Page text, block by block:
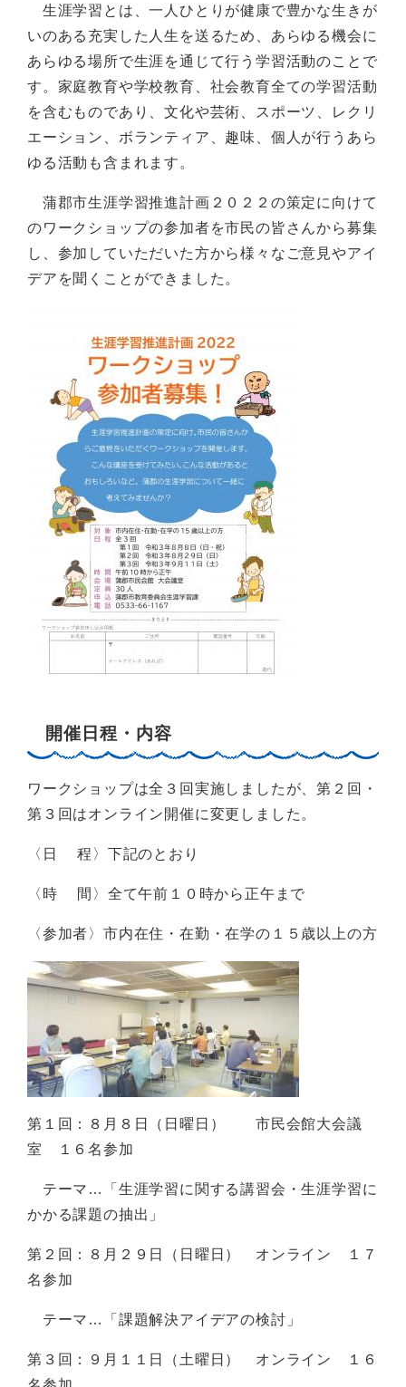
生涯学習とは、一人ひとりが健康で豊かな生きが
いのある充実した人生を送るため、あらゆる機会に
あらゆる場所で生涯を通じて行う学習活動のことで
す。家庭教育や学校教育、社会教育全ての学習活動
を含むものであり、文化や芸術、スポーツ、レクリ
エーション、ボランティア、趣味、個人が行うあら
ゆる活動も含まれます。
蒲郡市生涯学習推進計画２０２２の策定に向けて
のワークショップの参加者を市民の皆さんから募集
し、参加していただいた方から様々なご意見やアイ
デアを聞くことができました。
開催日程・内容
ワークショップは全３回実施しましたが、第２回・
第３回はオンライン開催に変更しました。
〈日 程〉下記のとおり
〈時 間〉全て午前１０時から正午まで
〈参加者〉市内在住・在勤・在学の１５歳以上の方
第１回：８月８日（日曜日） 市民会館大会議
室 １６名参加
テーマ…「生涯学習に関する講習会・生涯学習に
かかる課題の抽出」
第２回：８月２９日（日曜日） オンライン １７
名参加
テーマ…「課題解決アイデアの検討」
第３回：９月１１日（土曜日） オンライン １６